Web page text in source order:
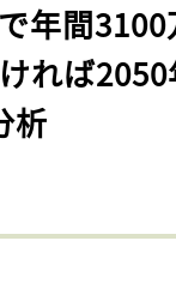
年間
れば
析